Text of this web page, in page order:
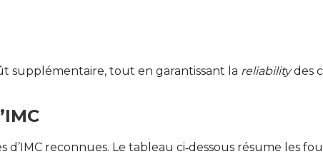
supplémentaire, tout en garantissant la reliabilitydes
reconnues. Le tableau ci‑dessous résume les